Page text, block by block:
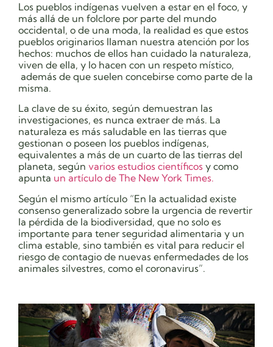
Los pueblos indígenas vuelven a estar en el foco, y
más allá de un folclore por parte del mundo
occidental, o de una moda, la realidad es que estos
pueblos originarios llaman nuestra atención por los
hechos: muchos de ellos han cuidado la naturaleza,
viven de ella, y lo hacen con un respeto místico,
además de que suelen concebirse como parte de la
misma.
La clave de su éxito, según demuestran las
investigaciones, es nunca extraer de más. La
naturaleza es más saludable en las tierras que
gestionan o poseen los pueblos indígenas,
equivalentes a más de un cuarto de las tierras del
planeta, según varios estudios científicos y como
apunta un artículo de The New York Times.
Según el mismo artículo “En la actualidad existe
consenso generalizado sobre la urgencia de revertir
la pérdida de la biodiversidad, que no solo es
importante para tener seguridad alimentaria y un
clima estable, sino también es vital para reducir el
riesgo de contagio de nuevas enfermedades de los
animales silvestres, como el coronavirus”.